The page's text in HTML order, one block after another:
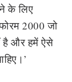
के लिए
2000 जो
है और हमें ऐसे